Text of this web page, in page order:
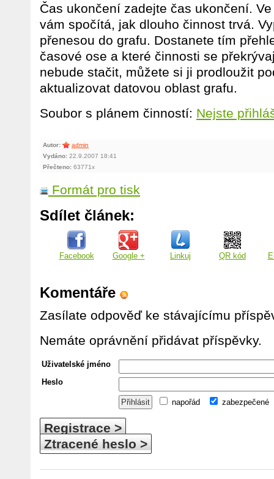
Čas ukončení zadejte čas ukončení.
vám spočítá, jak dlouho činnost trvá.
přenesou do grafu. Dostanete tím
časové ose a které činnosti se
nebude stačit, můžete si ji prodloužit
aktualizovat datovou oblast grafu.
Soubor s plánem činností: Nejste
Autor:
admin
Vydáno: 22.9.2007 18:41
Přečteno: 63771x
Formát pro tisk
Sdílet článek:
Facebook Google + Linkuj QR kód
Komentáře
Zasílate odpověď ke stávajícímu
Nemáte oprávnění přidávat příspěvky.
Uživatelské jméno
Heslo
napořád zabezpečené
Registrace >
Ztracené heslo >